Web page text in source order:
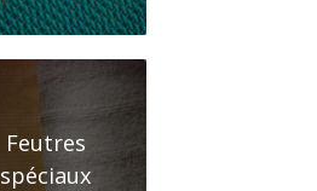
Feutres
spéciaux